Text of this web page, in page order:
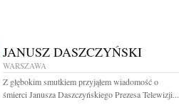
JANUSZ DASZCZYŃSKI
WARSZAWA
Z głębokim smutkiem przyjąłem wiadomość o
śmierci Janusza Daszczyńskiego Prezesa Telewizji...